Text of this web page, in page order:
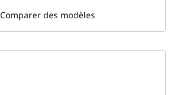
Comparer des modèles